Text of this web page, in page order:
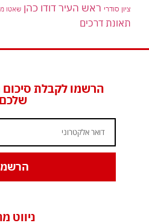
ציון סודרי ראש העיר דודו כהן שאטו
תאונת דרכים
הרשמו לקבלת סיכום
ניווט